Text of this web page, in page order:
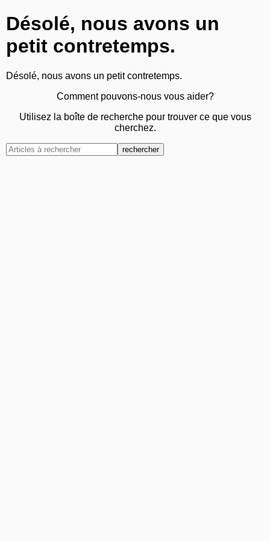
Désolé, nous avons un
petit contretemps.
Désolé, nous avons un petit contretemps.
Comment pouvons-nous vous aider?
Utilisez la boîte de recherche pour trouver ce que vous
cherchez.
rechercher